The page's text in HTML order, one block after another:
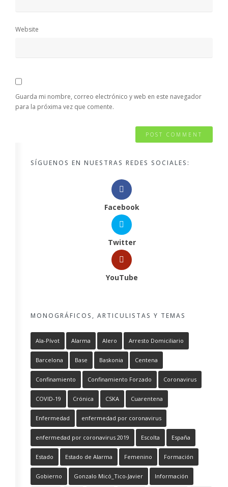
Website
Guarda mi nombre, correo electrónico y web en este navegador
para la próxima vez que comente.
SÍGUENOS EN NUESTRAS REDES SOCIALES:
Facebook
Twitter
YouTube
MONOGRÁFICOS, ARTICULISTAS Y TEMAS
Ala-Pívot Alarma Alero Arresto Domiciliario
Barcelona Base Baskonia Centena
Confinamiento Confinamiento Forzado Coronavirus
COVID-19 Crónica CSKA Cuarentena
Enfermedad enfermedad por coronavirus
enfermedad por coronavirus 2019 Escolta España
Estado Estado de Alarma Femenino Formación
Gobierno Gonzalo Micó_Tico-Javier Información